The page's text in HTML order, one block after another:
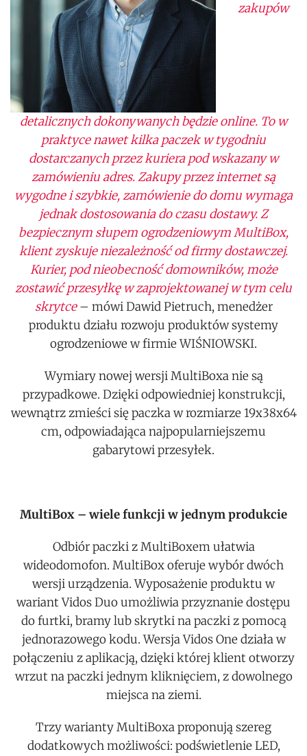
zakupów
detalicznych dokonywanych będzie online. To w
praktyce nawet kilka paczek w tygodniu
dostarczanych przez kuriera pod wskazany w
zamówieniu adres. Zakupy przezinternetsą
wygodne i szybkie, zamówienie do domu wymaga
jednak dostosowania do czasu dostawy. Z
bezpiecznym słupem ogrodzeniowymMultiBox,
klient zyskuje niezależność od firmy dostawczej.
Kurier, pod nieobecność domowników, może
zostawić przesyłkę w zaprojektowanej w tym celu
skrytce– mówi Dawid Pietruch, menedżer
produktu działu rozwoju produktów systemy
ogrodzeniowe w firmie WIŚNIOWSKI.
Wymiary nowej wersji MultiBoxa nie są
przypadkowe. Dzięki odpowiedniej konstrukcji,
wewnątrz zmieści się paczka w rozmiarze 19x38x64
cm, odpowiadająca najpopularniejszemu
gabarytowi przesyłek.
MultiBox – wiele funkcji w jednym produkcie
Odbiór paczki z MultiBoxem ułatwia
wideodomofon. MultiBox oferuje wybór dwóch
wersji urządzenia. Wyposażenie produktu w
wariant Vidos Duo umożliwia przyznanie dostępu
do furtki, bramy lub skrytki na paczki z pomocą
jednorazowego kodu. Wersja Vidos One działa w
połączeniu z aplikacją, dzięki której klient otworzy
wrzut na paczki jednym kliknięciem, z dowolnego
miejsca na ziemi.
Trzy warianty MultiBoxa proponują szereg
dodatkowych możliwości: podświetlenie LED,